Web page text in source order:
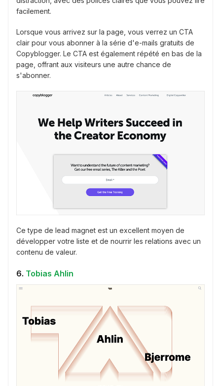
facilement.
Lorsque vous arrivez sur la page, vous verrez un CTA
clair pour vous abonner à la série d'e-mails gratuits de
Copyblogger. Le CTA est également répété en bas de la
page, offrant aux visiteurs une autre chance de
s'abonner.
Ce type de lead magnet est un excellent moyen de
développer votre liste et de nourrir les relations avec un
contenu de valeur.
6. Tobias Ahlin